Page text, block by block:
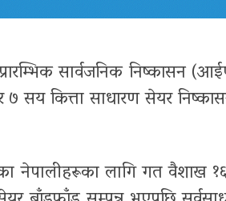
सार्वजनिक
कित्ता साधारण सेयर
नेपालीहरूका लागि गत वैशाख